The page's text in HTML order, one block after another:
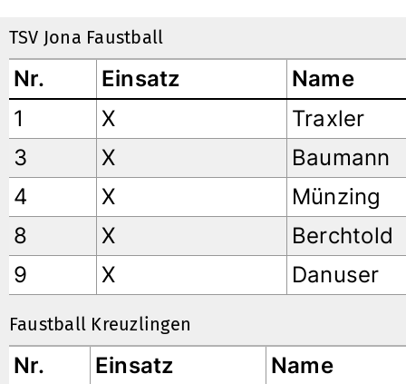
TSV Jona Faustball
Nr. Einsatz
Name
1
X
Traxler
3
X
Baumann
4
X
Münzing
8
X
Berchtold
9
X Danuser
Faustball Kreuzlingen
Nr. Einsatz
Name